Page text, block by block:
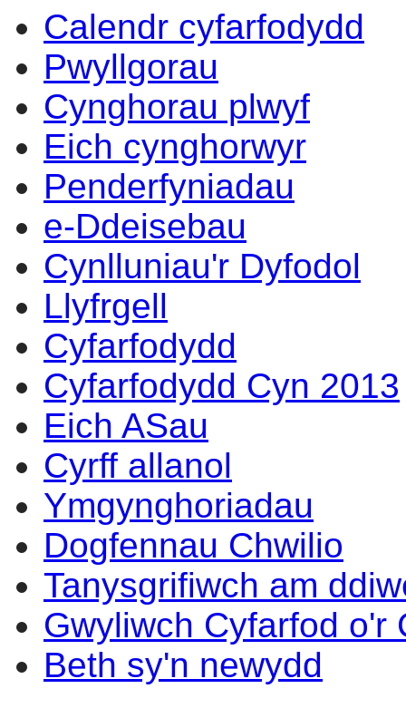
Calendr cyfarfodydd
Pwyllgorau
Cynghorau plwyf
Eich cynghorwyr
Penderfyniadau
e-Ddeisebau
Cynlluniau'r Dyfodol
Llyfrgell
Cyfarfodydd
Cyfarfodydd Cyn 2013
Eich ASau
Cyrff allanol
Ymgynghoriadau
Dogfennau Chwilio
Tanysgrifiwch am
Gwyliwch Cyfarfod o'r
Beth sy'n newydd